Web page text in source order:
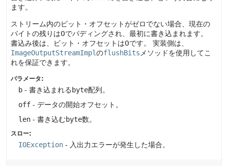
ます。
ストリーム内のビット・オフセットがゼロでない場合、現在の
バイトの残りは0でパディングされ、最初に書き込まれます。
書込み後は、ビット・オフセットは0です。
実装側は、
ImageOutputStreamImplのflushBits メソッドを使用してこ
れを保証できます。
パラメータ:
b - 書き込まれる byte配列。
off - データの開始オフセット。
len - 書き込むbyte数。
スロー:
IOException - 入出力エラーが発生した場合。